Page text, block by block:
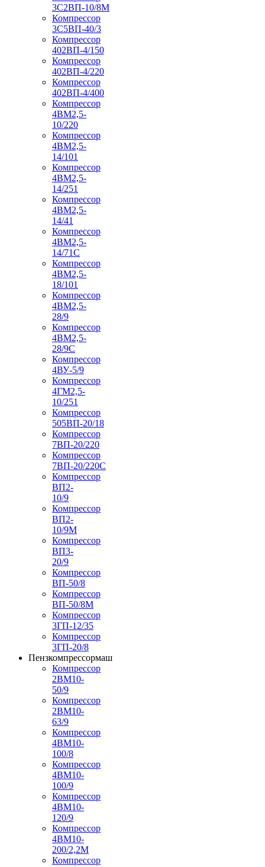
3С2ВП-10/8М
Компрессор
3С5ВП-40/3
Компрессор
402ВП-4/150
Компрессор
402ВП-4/220
Компрессор
402ВП-4/400
Компрессор
4ВМ2,5-
10/220
Компрессор
4ВМ2,5-
14/101
Компрессор
4ВМ2,5-
14/251
Компрессор
4ВМ2,5-
14/41
Компрессор
4ВМ2,5-
14/71C
Компрессор
4ВМ2,5-
18/101
Компрессор
4ВМ2,5-
28/9
Компрессор
4ВМ2,5-
28/9С
Компрессор
4ВУ-5/9
Компрессор
4ГМ2,5-
10/251
Компрессор
505ВП-20/18
Компрессор
7ВП-20/220
Компрессор
7ВП-20/220С
Компрессор
ВП2-
10/9
Компрессор
ВП2-
10/9М
Компрессор
ВП3-
20/9
Компрессор
ВП-50/8
Компрессор
ВП-50/8М
Компрессор
3ГП-12/35
Компрессор
3ГП-20/8
Пензкомпрессормаш
Компрессор
2ВМ10-
50/9
Компрессор
2ВМ10-
63/9
Компрессор
4ВМ10-
100/8
Компрессор
4ВМ10-
100/9
Компрессор
4ВМ10-
120/9
Компрессор
4ВМ10-
200/2,2М
Компрессор